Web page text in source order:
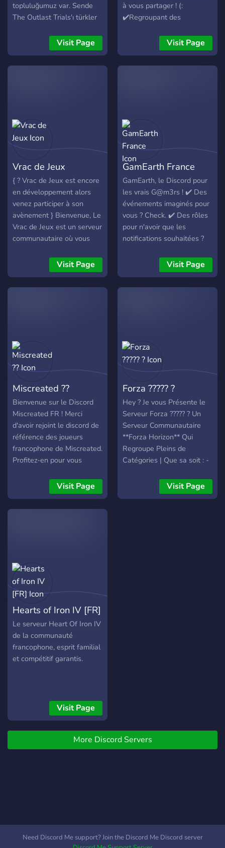
topluluğumuz var. Sende
The Outlast Trials'ı türkler
katılabilirsin, şimdiden iyi
oyunlar dilerim!
Visit Page
à vous partager ! (:
✔️Regroupant des
plateformes. ❕ Une simple
présentation écrite vous
sera demander avant
Visit Page
Vrac de Jeux
{ ? Vrac de Jeux est encore
en développement alors
venez participer à son
avènement } Bienvenue, Le
Vrac de Jeux est un serveur
communautaire où vous
joueurs en tout genre !
Lorsque vous jouez à vos
jeux (?) préférés vous êtes
monter une équipe ! ? Vous
ne voyez pas votre jeu dans
la liste ? (?) Proposez le
puissiez enfin jouer en
équipe ! Et Vrac de Jeux
c'est aussi des minis jeux et
évents (?) directement sur
Discord ?
Visit Page
GamEarth France
GamEarth, le Discord pour
les vrais G@m3rs ! ✔️ Des
événements imaginés pour
vous ? Check. ✔️ Des rôles
pour n'avoir que les
notifications souhaitées ?
une économie, des cadeaux
? Check. ✔️ Des salons
illimités pour jouer autant
Fondateur tyrannique.
Visit Page
Miscreated ??
Bienvenue sur le Discord
Miscreated FR ! Merci
d'avoir rejoint le discord de
référence des joueurs
francophone de Miscreated.
Profitez-en pour vous
fonctionnement : •
Consultez les #règles et
les #rôles qui composent le
Visit Page
Forza ????? ?
Hey ? Je vous Présente le
Serveur Forza ????? ? Un
Serveur Communautaire
**Forza Horizon** Qui
Regroupe Pleins de
Catégories | Que sa soit : -
Race - Dans ce Serveurs il
y a - Des Salons Vocaux
Visit Page
Hearts of Iron IV [FR]
Le serveur Heart Of Iron IV
de la communauté
francophone, esprit familial
et compétitif garantis.
Visit Page
More Discord Servers
Need Discord Me support? Join the Discord Me Discord server